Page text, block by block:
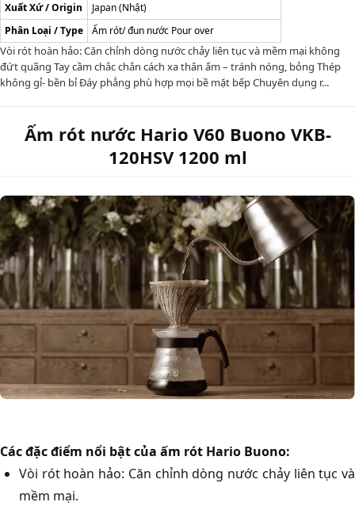
Xuất Xứ / Origin
Japan (Nhật)
Phân Loại / Type
Ấm rót/ đun nước Pour over
Vòi rót hoàn hảo: Căn chỉnh dòng nước chảy liên tục và mềm mại không
đứt quãng Tay cầm chắc chắn cách xa thân ấm – tránh nóng, bỏng Thép
không gỉ- bền bỉ Đáy phẳng phù hợp mọi bề mặt bếp Chuyên dụng r...
Ấm rót nước Hario V60 Buono VKB-
120HSV 1200 ml
Các đặc điểm nổi bật của ấm rót Hario Buono:
Vòi rót hoàn hảo: Căn chỉnh dòng nước chảy liên tục và
mềm mại.